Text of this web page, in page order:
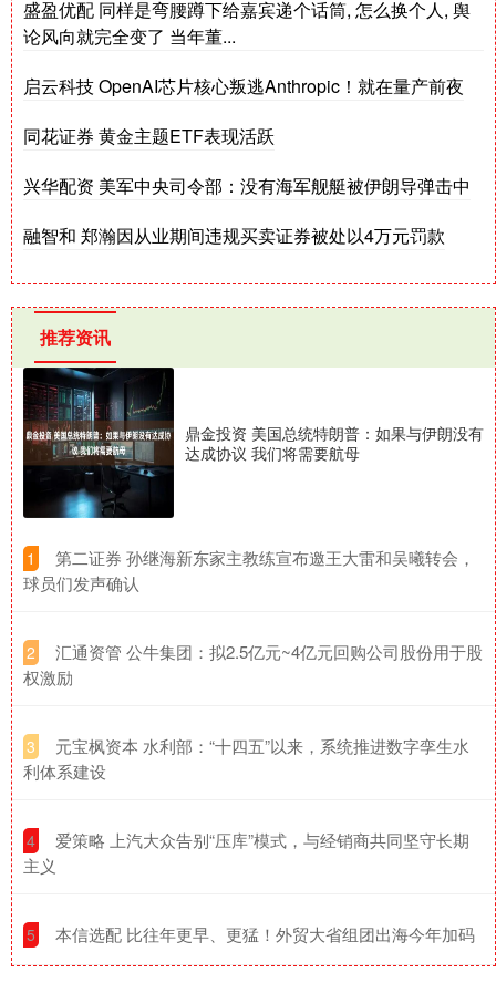
盛盈优配 同样是弯腰蹲下给嘉宾递个话筒, 怎么换个人, 舆
论风向就完全变了 当年董...
启云科技 OpenAI芯片核心叛逃Anthropic！就在量产前夜
同花证券 黄金主题ETF表现活跃
兴华配资 美军中央司令部：没有海军舰艇被伊朗导弹击中
融智和 郑瀚因从业期间违规买卖证券被处以4万元罚款
推荐资讯
鼎金投资 美国总统特朗普：如果与伊朗没有
达成协议 我们将需要航母
1
​第二证券 孙继海新东家主教练宣布邀王大雷和吴曦转会，
球员们发声确认
2
​汇通资管 公牛集团：拟2.5亿元~4亿元回购公司股份用于股
权激励
3
​元宝枫资本 水利部：“十四五”以来，系统推进数字孪生水
利体系建设
4
​爱策略 上汽大众告别“压库”模式，与经销商共同坚守长期
主义
5 ​本信选配 比往年更早、更猛！外贸大省组团出海今年加码